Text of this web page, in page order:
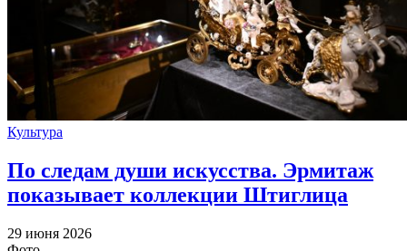
Культура
По следам души искусства. Эрмитаж
показывает коллекции Штиглица
29 июня 2026